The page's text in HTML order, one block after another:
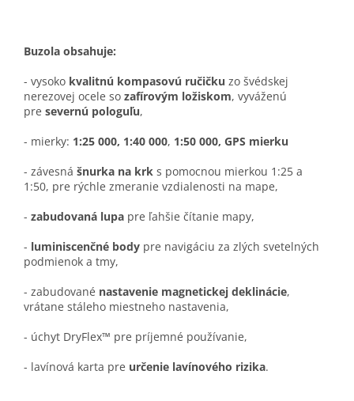
Buzola obsahuje:
- vysoko kvalitnú kompasovú ručičku zo švédskej
nerezovej ocele so zafírovým ložiskom, vyváženú
pre severnú pologuľu,
- mierky: 1:25 000, 1:40 000, 1:50 000, GPS mierku
- závesná šnurka na krk s pomocnou mierkou 1:25 a
1:50, pre rýchle zmeranie vzdialenosti na mape,
- zabudovaná lupa pre ľahšie čítanie mapy,
- luminiscenčné body pre navigáciu za zlých svetelných
podmienok a tmy,
- zabudované nastavenie magnetickej deklinácie,
vrátane stáleho miestneho nastavenia,
- úchyt DryFlex™ pre príjemné používanie,
- lavínová karta pre určenie lavínového rizika.